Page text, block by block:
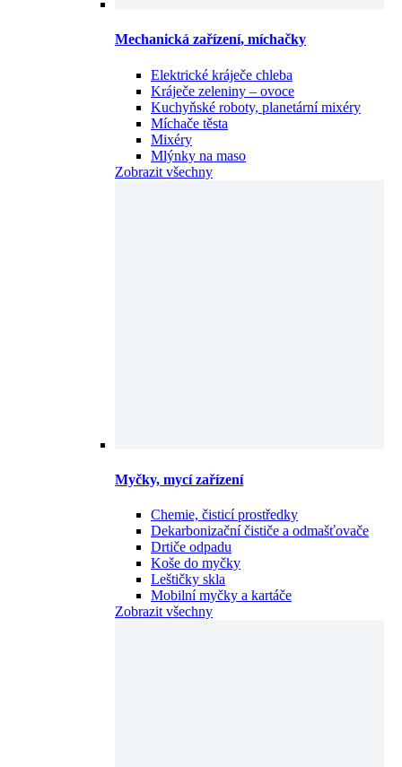
Mechanická zařízení, míchačky
Elektrické kráječe chleba
Kráječe zeleniny – ovoce
Kuchyňské roboty, planetární mixéry
Míchače těsta
Mixéry
Mlýnky na maso
Zobrazit všechny
Myčky, mycí zařízení
Chemie, čisticí prostředky
Dekarbonizační čističe a odmašťovače
Drtiče odpadu
Koše do myčky
Leštičky skla
Mobilní myčky a kartáče
Zobrazit všechny